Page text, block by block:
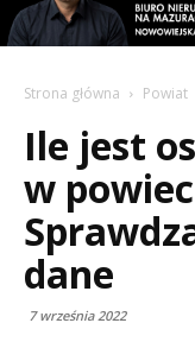
Strona główna Powiat
Ile jest
w
dane
7 września 2022